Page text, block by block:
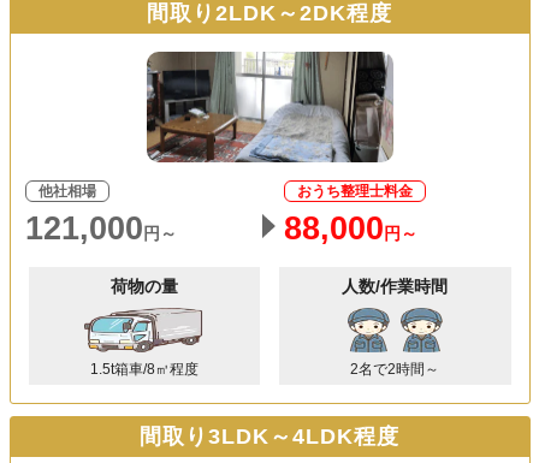
間取り2LDK～2DK程度
他社相場
121,000 円～
おうち整理士料金
88,000 円～
荷物の量
1.5t箱車/8㎥程度
人数/作業時間
2名で2時間～
間取り3LDK～4LDK程度